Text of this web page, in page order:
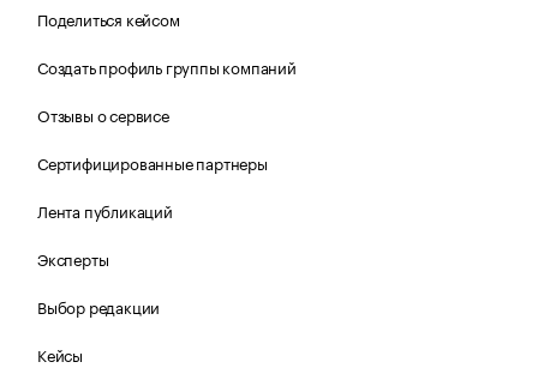
Поделиться кейсом
Создать профиль группы компаний
Отзывы о сервисе
Сертифицированные партнеры
Лента публикаций
Эксперты
Выбор редакции
Кейсы